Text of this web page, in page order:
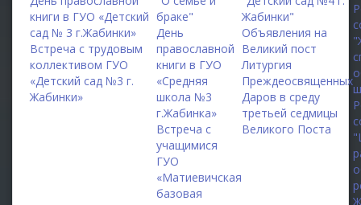
книги в ГУО «Детский
сад № 3 г.Жабинки»
Встреча с трудовым
коллективом ГУО
«Детский сад №3 г.
Жабинки»
браке"
День
православной
книги в ГУО
«Средняя
школа №3
г.Жабинка»
Встреча с
учащимися
ГУО
«Матиевичская
базовая
Жабинки"
Объявления на
Великий пост
Литургия
Преждеосвященных
Даров в среду
третьей седмицы
Великого Поста